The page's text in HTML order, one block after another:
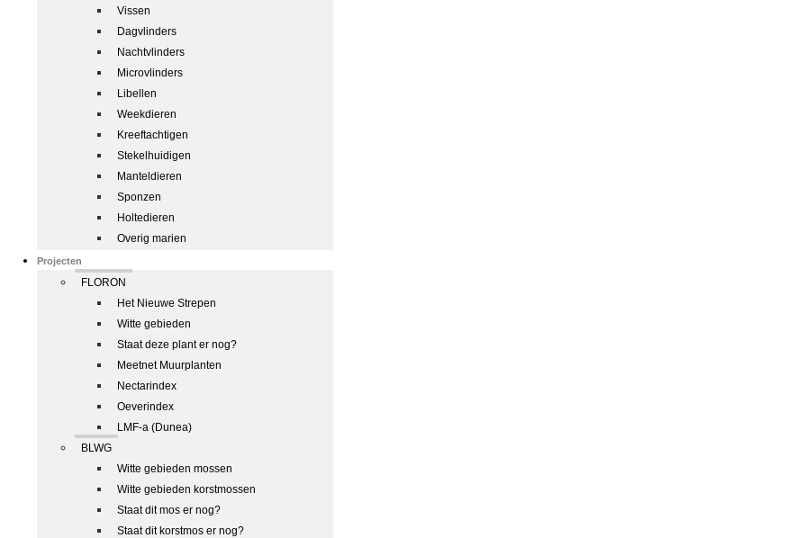
Vissen
Dagvlinders
Nachtvlinders
Microvlinders
Libellen
Weekdieren
Kreeftachtigen
Stekelhuidigen
Manteldieren
Sponzen
Holtedieren
Overig marien
Projecten
FLORON
Het Nieuwe Strepen
Witte gebieden
Staat deze plant er nog?
Meetnet Muurplanten
Nectarindex
Oeverindex
LMF-a (Dunea)
BLWG
Witte gebieden mossen
Witte gebieden korstmossen
Staat dit mos er nog?
Staat dit korstmos er nog?